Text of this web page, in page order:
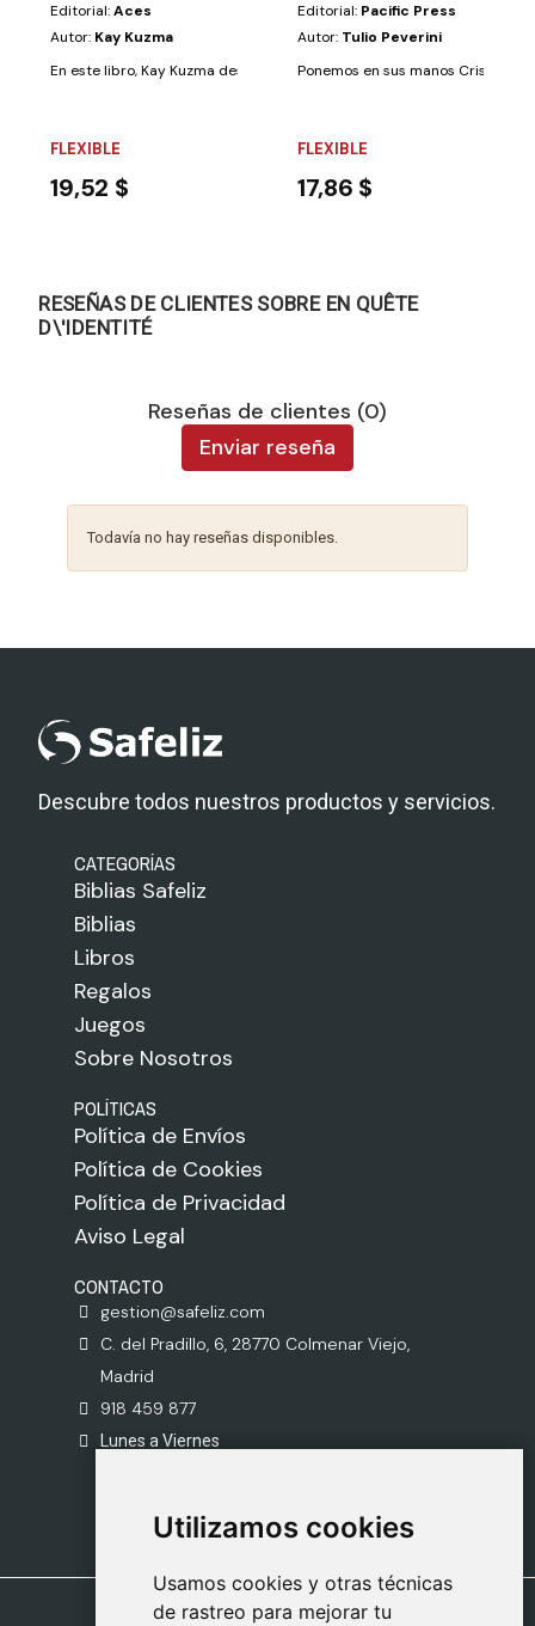
Utilizamos cookies
Usamos cookies y otras técnicas
de rastreo para mejorar tu
Utilizamos cookies
Usamos cookies y otras técnicas
de rastreo para mejorar tu
Editorial:Aces
Autor: Kay Kuzma
En este libro, Kay Kuzma desarrolla el conocido concepto del vaso del
FLEXIBLE
19,52 $
Editorial: Pacific Press
Autor: Tulio Peverini
Ponemos en sus manos Crisis y
FLEXIBLE
17,86 $
RESEÑAS DE CLIENTES SOBRE EN QUÊTE
D\'IDENTITÉ
Reseñas de clientes (0)
Enviar reseña
Todavía no hay reseñas disponibles.
Descubre todos nuestros productos y servicios.
CATEGORÍAS
Biblias Safeliz
Biblias
Libros
Regalos
Juegos
Sobre Nosotros
POLÍTICAS
Política de Envíos
Política de Cookies
Política de Privacidad
Aviso Legal
CONTACTO
gestion@safeliz.com
C. del Pradillo, 6, 28770 Colmenar Viejo,
Madrid
918 459 877
Lunes a Viernes